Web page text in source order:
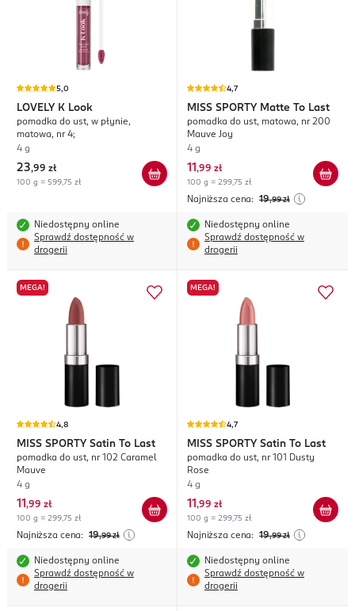
5,0
LOVELY K Look
pomadka do ust, w płynie,
matowa, nr 4;
4 g
23,99 zł
100 g = 599,75 zł
Niedostępny online
Sprawdź dostępność w
drogerii
4,7
MISS SPORTY Matte To Last
pomadka do ust, matowa, nr 200
Mauve Joy
4 g
11 ,99 zł
100 g = 299,75 zł
Najniższa cena: 19,99 zł
Niedostępny online
Sprawdź dostępność w
drogerii
MEGA!
4,8
MISS SPORTY Satin To Last
pomadka do ust, nr 102 Caramel
Mauve
4 g
11 ,99 zł
100 g = 299,75 zł
Najniższa cena: 19,99 zł
Niedostępny online
Sprawdź dostępność w
drogerii
MEGA!
4,7
MISS SPORTY Satin To Last
pomadka do ust, nr 101 Dusty
Rose
4 g
11 ,99 zł
100 g = 299,75 zł
Najniższa cena: 19,99 zł
Niedostępny online
Sprawdź dostępność w
drogerii